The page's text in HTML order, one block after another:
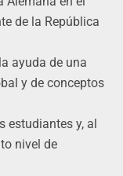
de la República
ayuda de una
y de conceptos
estudiantes y, al
nivel de